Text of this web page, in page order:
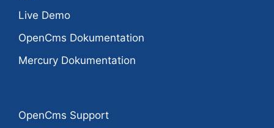
Live Demo
OpenCms Dokumentation
Mercury Dokumentation
OpenCms Support